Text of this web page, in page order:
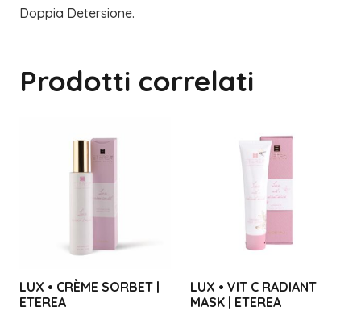
Doppia Detersione.
Prodotti correlati
LUX • CRÈME SORBET |
ETEREA
LUX • VIT C RADIANT
MASK | ETEREA